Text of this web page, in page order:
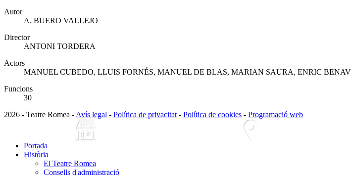
Autor
A. BUERO VALLEJO
Director
ANTONI TORDERA
Actors
MANUEL CUBEDO, LLUIS FORNÉS, MANUEL DE BLAS, MARIAN SAURA, ENRIC
Funcions
30
2026 - Teatre Romea - Avís legal - Política de privacitat - Política de cookies - Programació web
Portada
Història
El Teatre Romea
Consells d'administració